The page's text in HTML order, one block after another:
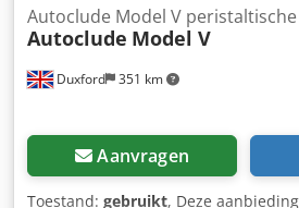
Duxford 351 km
Autoclude Model V
Autoclude Model V
Aanvragen
Toestand: gebruikt, Deze